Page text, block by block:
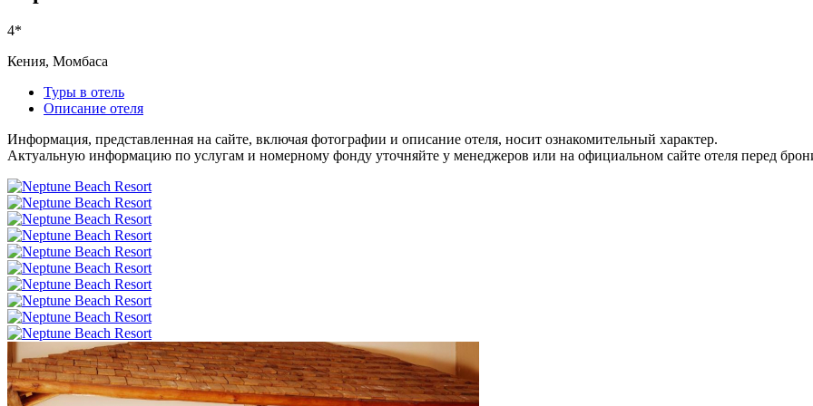
4*
Кения, Момбаса
Туры в отель
Описание отеля
Информация, представленная на сайте, включая фотографии и описание отеля, носит ознакомительный характер.
Актуальную информацию по услугам и номерному фонду уточняйте у менеджеров или на официальном сайте отеля перед